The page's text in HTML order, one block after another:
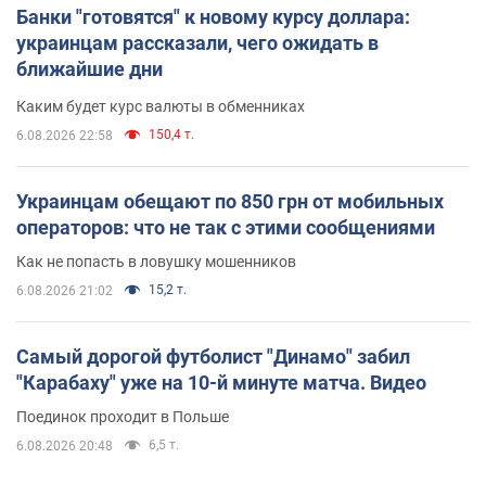
Банки "готовятся" к новому курсу доллара:
украинцам рассказали, чего ожидать в
ближайшие дни
Каким будет курс валюты в обменниках
6.08.2026 22:58 150,4 т.
Украинцам обещают по 850 грн от мобильных
операторов: что не так с этими сообщениями
Как не попасть в ловушку мошенников
6.08.2026 21:02 15,2 т.
Самый дорогой футболист "Динамо" забил
"Карабаху" уже на 10-й минуте матча. Видео
Поединок проходит в Польше
6.08.2026 20:48 6,5 т.